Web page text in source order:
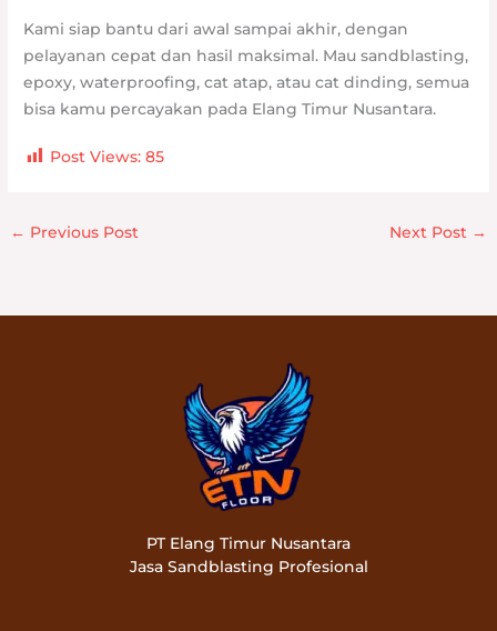
Kami siap bantu dari awal sampai akhir, dengan
pelayanan cepat dan hasil maksimal. Mau sandblasting,
epoxy, waterproofing, cat atap, atau cat dinding, semua
bisa kamu percayakan pada Elang Timur Nusantara.
Post Views: 85
← Previous Post Next Post →
PT Elang Timur Nusantara
Jasa Sandblasting Profesional